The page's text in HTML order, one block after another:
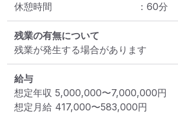
休憩時間
： 60分
残業の有無について
残業が発生する場合があります
給与
想定年収 5,000,000〜7,000,000円
想定月給 417,000〜583,000円